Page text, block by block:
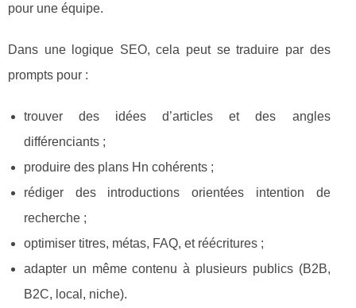
pour une équipe.
Dans une logique SEO, cela peut se traduire par des
prompts pour :
trouver des idées d’articles et des angles
différenciants ;
produire des plans Hn cohérents ;
rédiger des introductions orientées intention de
recherche ;
optimiser titres, métas, FAQ, et réécritures ;
adapter un même contenu à plusieurs publics (B2B,
B2C, local, niche).